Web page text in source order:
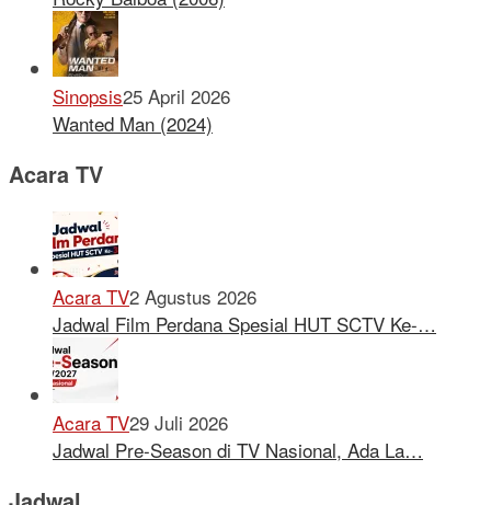
Sinopsis25 April 2026
Wanted Man (2024)
Acara TV
Acara TV2 Agustus 2026
Jadwal Film Perdana Spesial HUT SCTV Ke-…
Acara TV29 Juli 2026
Jadwal Pre-Season di TV Nasional, Ada La…